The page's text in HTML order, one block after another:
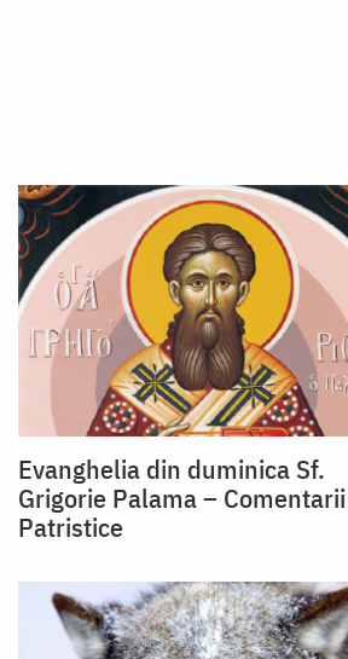
Evanghelia din duminica Sf.
Grigorie Palama – Comentarii
Patristice